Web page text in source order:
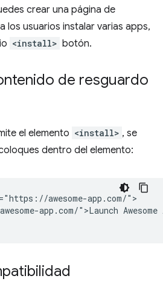
crear una página de
los usuarios instalar varias apps,
<install> botón.
de resguardo
el elemento <install> , se
dentro del elemento:
awesome-app.com/">
app.com/">Launch Awesome